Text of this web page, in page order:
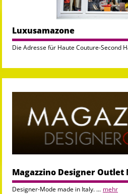
Luxusamazone
Die Adresse für Haute Couture-Second
Magazzino Designer
Designer-Mode made in Italy. ... mehr